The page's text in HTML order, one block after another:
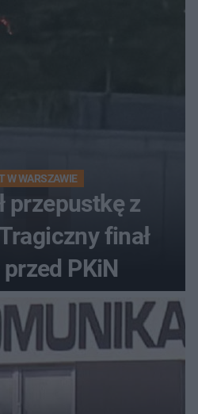
W WARSZAWIE
przepustkę z
finał
PKiN